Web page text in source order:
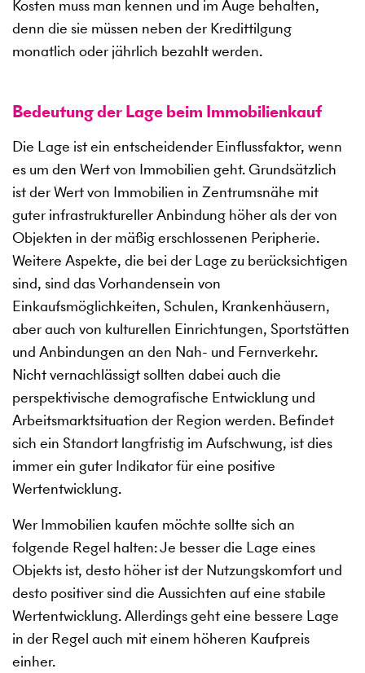
Kosten muss man kennen und im Auge behalten,
denn die sie müssen neben der Kredittilgung
monatlich oder jährlich bezahlt werden.
Bedeutung der Lage beim Immobilienkauf
Die Lage ist ein entscheidender Einflussfaktor, wenn
es um den Wert von Immobilien geht. Grundsätzlich
ist der Wert von Immobilien in Zentrumsnähe mit
guter infrastruktureller Anbindung höher als der von
Objekten in der mäßig erschlossenen Peripherie.
Weitere Aspekte, die bei der Lage zu berücksichtigen
sind, sind das Vorhandensein von
Einkaufsmöglichkeiten, Schulen, Krankenhäusern,
aber auch von kulturellen Einrichtungen, Sportstätten
und Anbindungen an den Nah- und Fernverkehr.
Nicht vernachlässigt sollten dabei auch die
perspektivische demografische Entwicklung und
Arbeitsmarktsituation der Region werden. Befindet
sich ein Standort langfristig im Aufschwung, ist dies
immer ein guter Indikator für eine positive
Wertentwicklung.
Wer Immobilien kaufen möchte sollte sich an
folgende Regel halten: Je besser die Lage eines
Objekts ist, desto höher ist der Nutzungskomfort und
desto positiver sind die Aussichten auf eine stabile
Wertentwicklung. Allerdings geht eine bessere Lage
in der Regel auch mit einem höheren Kaufpreis
einher.